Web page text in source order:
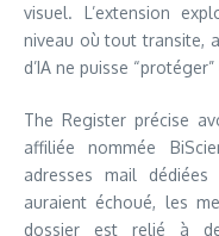
visuel. L’extension
niveau où tout transite,
d’IA ne puisse
The Register précise
affiliée nommée
adresses mail
auraient échoué, les
dossier est relié à